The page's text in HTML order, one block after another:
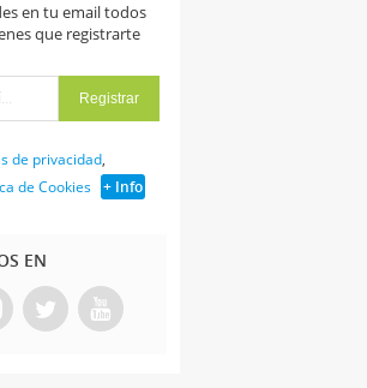
en tu email todos
que registrarte
de privacidad,
de Cookies + Info
EN